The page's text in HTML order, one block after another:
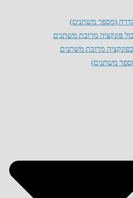
(מספר משתנים)
פונקציה מרובת משתנים
מרובת משתנים
משתנים)